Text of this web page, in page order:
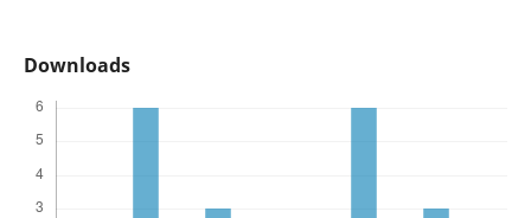
Downloads